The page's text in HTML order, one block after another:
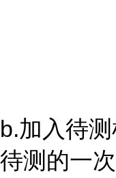
b.加入待
待测的一